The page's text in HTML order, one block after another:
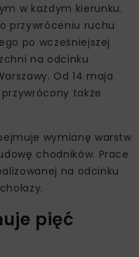
w każdym kierunku.
przywróceniu ruchu
po wcześniejszej
na odcinku
Od 14 maja
także
wymianę warstw
chodników. Prace
na odcinku
pięć